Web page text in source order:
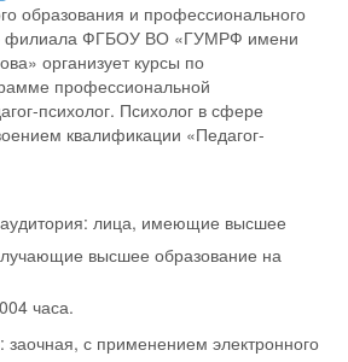
образования и профессионального
филиала ФГБОУ ВО «ГУМРФ имени
организует курсы по
профессиональной
психолог. Психолог в сфере
квалификации «Педагог-
лица, имеющие высшее
высшее образование на
часа.
с применением электронного